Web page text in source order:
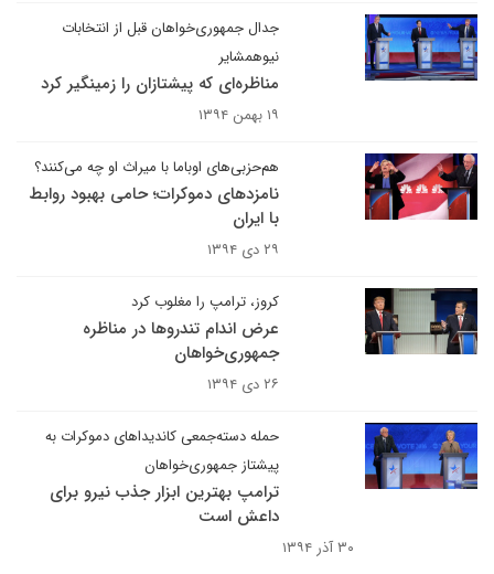
جدال جمهوری‌خواهان قبل از انتخابات
نیوهمشایر
مناظره‌ای که پیشتازان را زمینگیر کرد
۱۹ بهمن ۱۳۹۴
هم‌حزبی‌های اوباما با میراث او چه می‌کنند؟
نامزدهای دموکرات‌؛ حامی بهبود روابط
با ایران
۲۹ دی ۱۳۹۴
کروز، ترامپ را مغلوب کرد
عرض اندام تندروها در مناظره
جمهوری‌خواهان
۲۶ دی ۱۳۹۴
حمله دسته‌جمعی کاندیداهای دموکرات به
پیشتاز جمهوری‌خواهان
ترامپ بهترین ابزار جذب نیرو برای
داعش است
۳۰ آذر ۱۳۹۴